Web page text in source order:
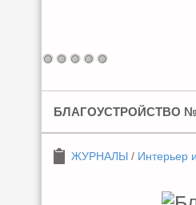
БЛАГОУСТРОЙСТВО
ЖУРНАЛЫ / Интерьер